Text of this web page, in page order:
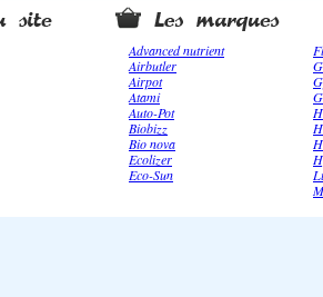
Advanced nutrient
Airbutler
Airpot
Atami
Auto-Pot
Biobizz
Bio nova
Ecolizer
Eco-Sun